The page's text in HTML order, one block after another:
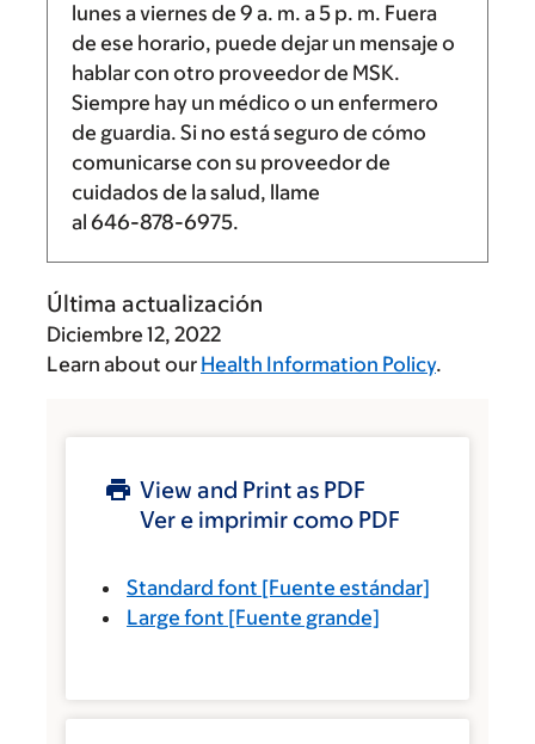
lunes a viernes de 9 a. m. a5 p. m. Fuera
de ese horario, puede dejar un mensaje o
hablar con otro proveedor de MSK.
Siempre hay un médico o un enfermero
de guardia. Si no está seguro de cómo
comunicarse con su proveedor de
cuidados de la salud, llame
al 646-878-6975.
Última actualización
Diciembre 12, 2022
Learn about our Health Information Policy.
View and Print as PDF
Ver e imprimir como PDF
Standard font [Fuente estándar]
Large font [Fuente grande]